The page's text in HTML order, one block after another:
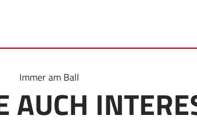
Immer am Ball
AUCH